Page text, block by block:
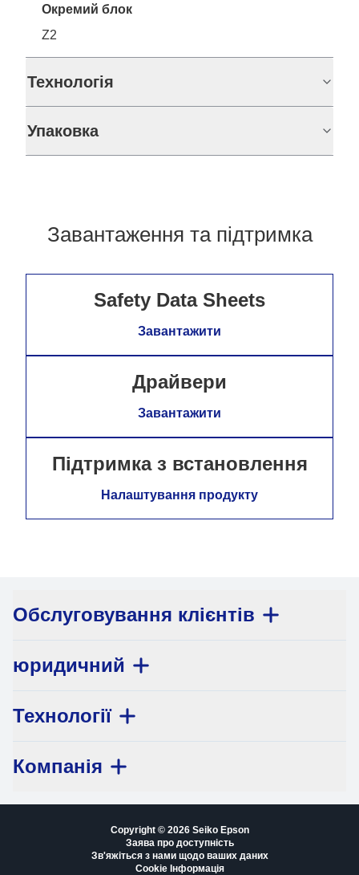
Окремий блок
Z2
Технологія
Упаковка
Завантаження та підтримка
Safety Data Sheets
Завантажити
Драйвери
Завантажити
Підтримка з встановлення
Налаштування продукту
Обслуговування клієнтів
юридичний
Технології
Компанія
Copyright © 2026 Seiko Epson
Заява про доступність
Зв'яжіться з нами щодо ваших даних
Cookie Інформація